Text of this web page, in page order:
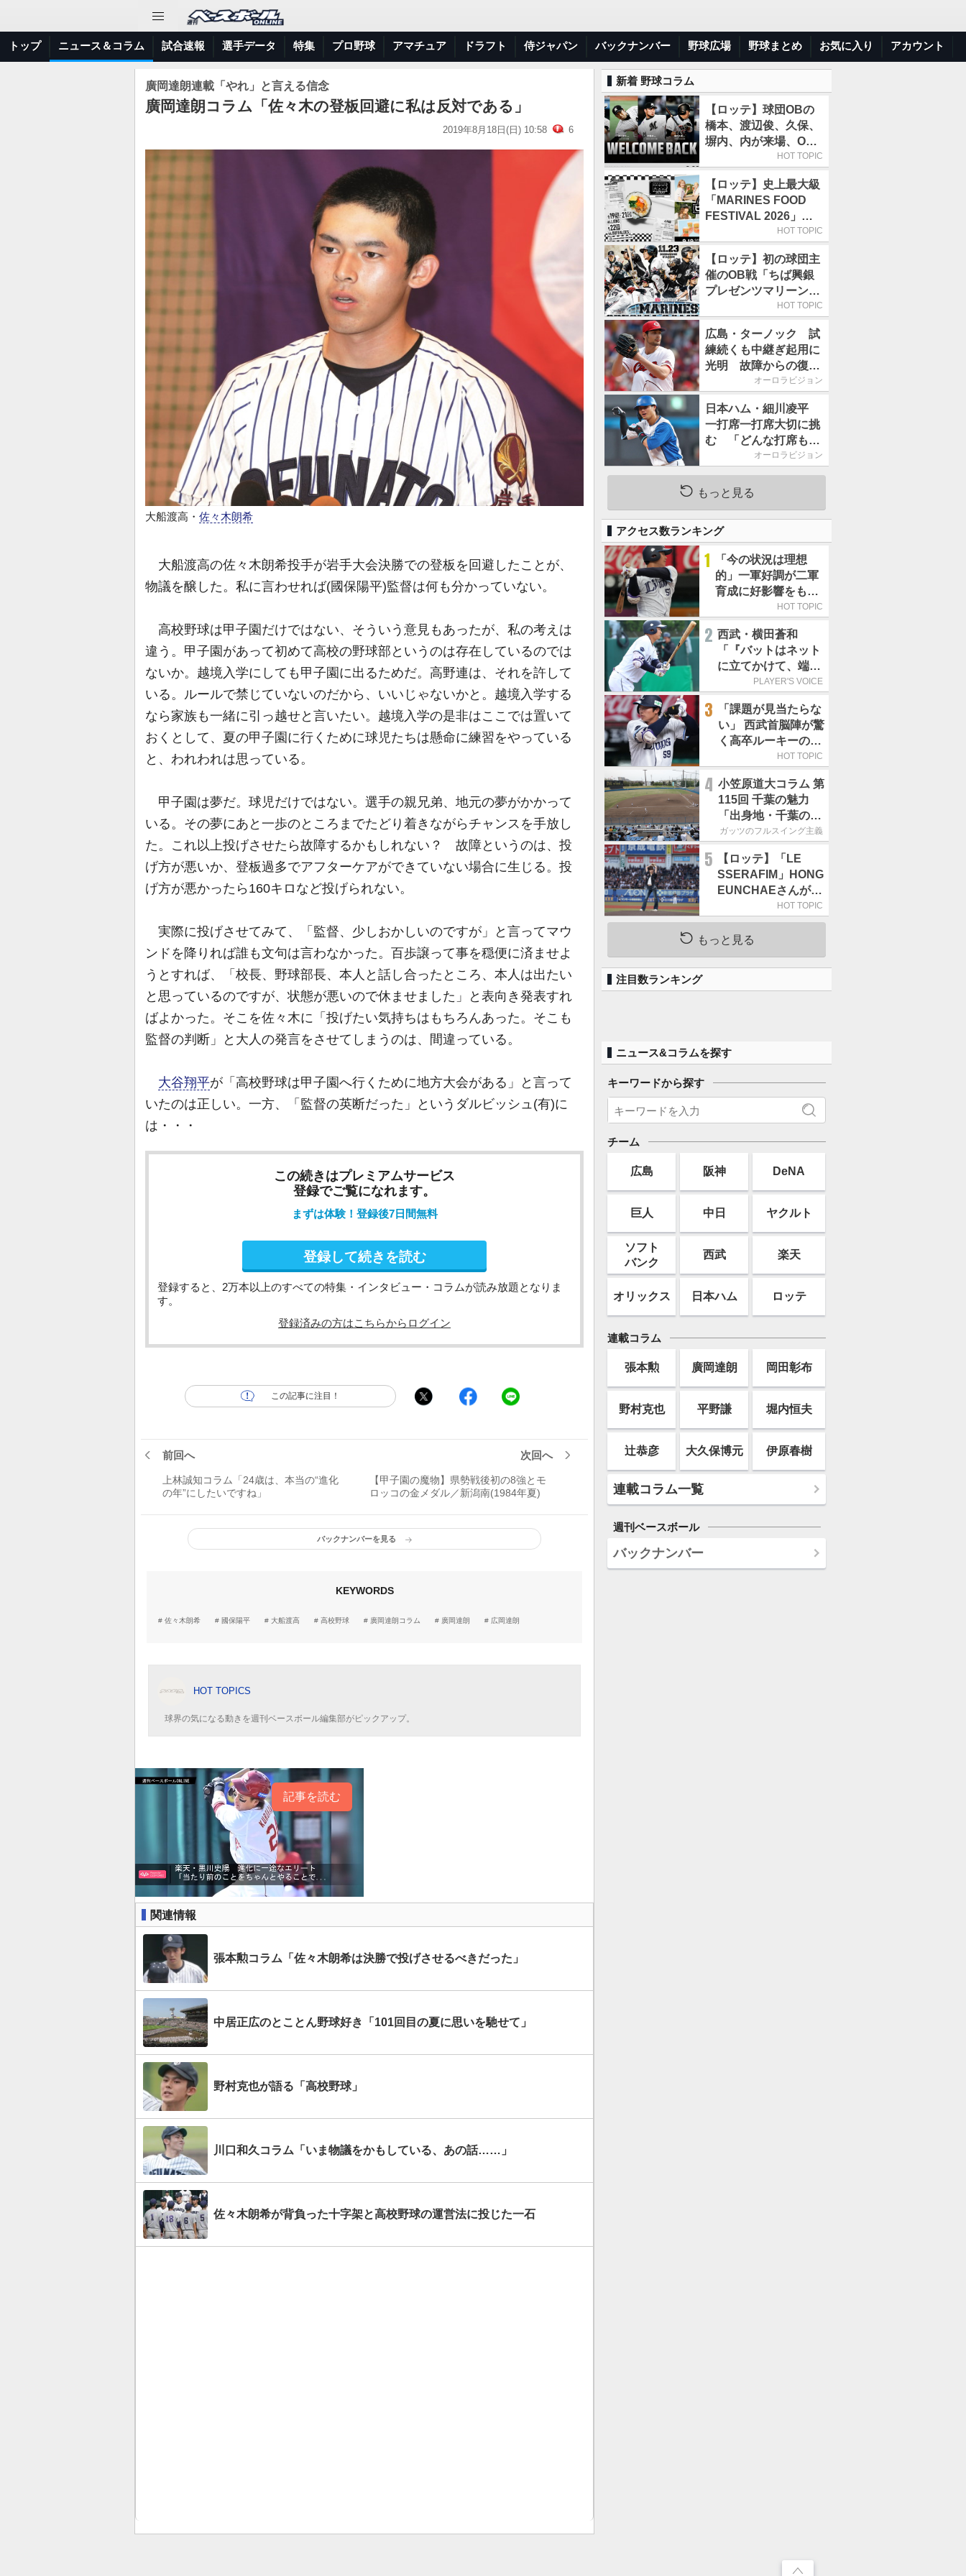
トップ ニュース＆コラム 試合速報 選手データ 特集 プロ野球 アマチュア ドラフト 侍ジャパン バックナンバー 野球広場 野球まとめ お気に入り アカウント
廣岡達朗連載「やれ」と言える信念
廣岡達朗コラム「佐々木の登板回避に私は反対である」
2019年8月18日(日) 10:58 6
大船渡高・ 佐々木朗希
大船渡高の佐々木朗希投手が岩手大会決勝での登板を回避したことが、
物議を醸した。私に言わせれば(國保陽平)監督は何も分かっていない。
高校野球は甲子園だけではない、そういう意見もあったが、私の考えは
違う。甲子園があって初めて高校の野球部というのは存在しているのでは
ないか。越境入学にしても甲子園に出るためだ。高野連は、それを許して
いる。ルールで禁じていないのだから、いいじゃないかと。越境入学する
なら家族も一緒に引っ越せと言いたい。越境入学の是非はここでは置いて
おくとして、夏の甲子園に行くために球児たちは懸命に練習をやっている
と、われわれは思っている。
甲子園は夢だ。球児だけではない。選手の親兄弟、地元の夢がかかって
いる。その夢にあと一歩のところまでたどり着きながらチャンスを手放し
た。これ以上投げさせたら故障するかもしれない？ 故障というのは、投
げ方が悪いか、登板過多でアフターケアができていない場合に生じる。投
げ方が悪かったら160キロなど投げられない。
実際に投げさせてみて、「監督、少しおかしいのですが」と言ってマウ
ンドを降りれば誰も文句は言わなかった。百歩譲って事を穏便に済ませよ
うとすれば、「校長、野球部長、本人と話し合ったところ、本人は出たい
と思っているのですが、状態が悪いので休ませました」と表向き発表すれ
ばよかった。そこを佐々木に「投げたい気持ちはもちろんあった。そこも
監督の判断」と大人の発言をさせてしまうのは、間違っている。
大谷翔平が「高校野球は甲子園へ行くために地方大会がある」と言って
いたのは正しい。一方、「監督の英断だった」というダルビッシュ(有)に
は・・・
この続きはプレミアムサービス
登録でご覧になれます。
まずは体験！登録後7日間無料
登録して続きを読む
登録すると、2万本以上のすべての特集・インタビュー・コラムが読み放題となりま
す。
登録済みの方はこちらからログイン
この記事に注目！
前回へ
上林誠知コラム「24歳は、本当の“進化
の年”にしたいですね」
次回へ
【甲子園の魔物】県勢戦後初の8強とモ
ロッコの金メダル／新潟南(1984年夏)
バックナンバーを見る
KEYWORDS
佐々木朗希 國保陽平 大船渡高 高校野球 廣岡達朗コラム 廣岡達朗 広岡達朗
HOT TOPICS
球界の気になる動きを週刊ベースボール編集部がピックアップ。
記事を読む
関連情報
張本勲コラム「佐々木朗希は決勝で投げさせるべきだった」
中居正広のとことん野球好き「101回目の夏に思いを馳せて」
野村克也が語る「高校野球」
川口和久コラム「いま物議をかもしている、あの話……」
佐々木朗希が背負った十字架と高校野球の運営法に投じた一石
新着 野球コラム
【ロッテ】球団OBの
橋本、渡辺俊、久保、
塀内、内が来場、OB
解説も／9月22日開催
HOT TOPIC
【ロッテ】史上最大級
「MARINES FOOD
FESTIVAL 2026」第4
弾「KOREAN
日／初日はビール半額
デー
HOT TOPIC
【ロッテ】初の球団主
催のOB戦「ちば興銀
プレゼンツマリーンズ
スペシャルゲーム
催
HOT TOPIC
広島・ターノック 試
練続くも中継ぎ起用に
光明 故障からの復帰
期す／助っ人前半戦通
オーロラビジョン
日本ハム・細川凌平
一打席一打席大切に挑
む 「どんな打席も何
か意味のある打席にし
く！
オーロラビジョン
もっと見る
アクセス数ランキング
1
「今の状況は理想
的」一軍好調が二軍
育成に好影響をもた
らす西武 象徴は高
HOT TOPIC
2 西武・横田蒼和
「『バットはネット
に立てかけて、端に
置くんだぞ』と栗山
だきました」／憧れ
の人からの金言
PLAYER'S VOICE
3
「課題が見当たらな
い」 西武首脳陣が驚
く高卒ルーキーの高
HOT TOPIC
4 小笠原道大コラム 第
115回 千葉の魅力
「出身地・千葉の話
の続き。昔から野球
す」
ガッツのフルスイング主義
5
【ロッテ】「LE
SSERAFIM」HONG
EUNCHAEさんが始
球式「この場に立て
て本当にうれしい」
／8月5日の西武戦
HOT TOPIC
もっと見る
注目数ランキング
ニュース&コラムを探す
キーワードから探す
チーム
広島 阪神 DeNA
巨人 中日 ヤクルト
ソフト
バンク
西武 楽天
オリックス 日本ハム ロッテ
連載コラム
張本勲 廣岡達朗 岡田彰布
野村克也 平野謙 堀内恒夫
辻恭彦 大久保博元 伊原春樹
連載コラム一覧
週刊ベースボール
バックナンバー